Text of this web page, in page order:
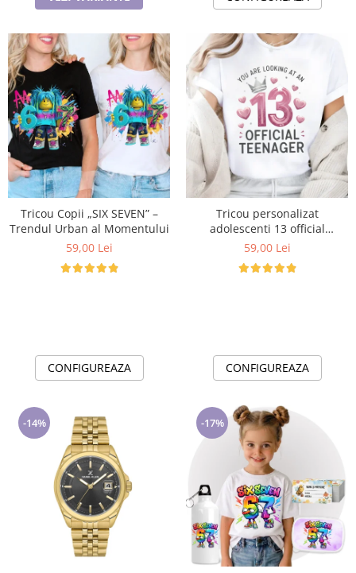
Tricou Copii „SIX SEVEN” –
Trendul Urban al Momentului
59,00 Lei
CONFIGUREAZA
Tricou personalizat
adolescenti 13 official
Teenager Cadou Inspirat59,00 Lei
CONFIGUREAZA
-14% -17%